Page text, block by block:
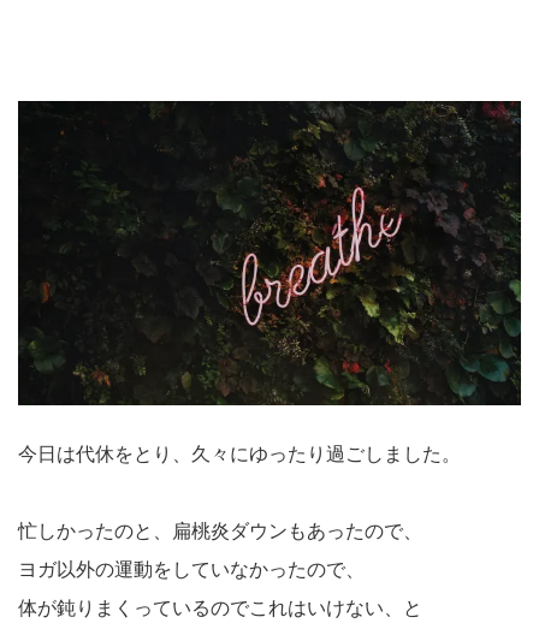
今日は代休をとり、久々にゆったり過ごしました。
忙しかったのと、扁桃炎ダウンもあったので、
ヨガ以外の運動をしていなかったので、
体が鈍りまくっているのでこれはいけない、と